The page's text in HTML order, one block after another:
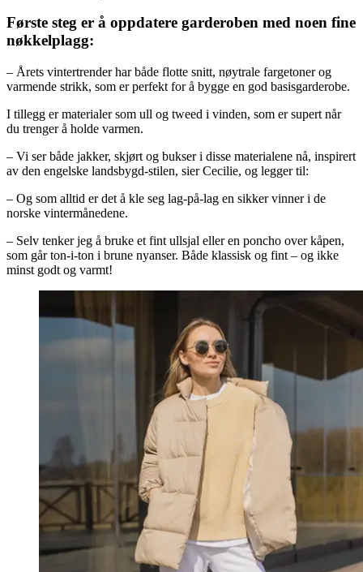
Første steg er å oppdatere garderoben med noen fine
nøkkelplagg:
– Årets vintertrender har både flotte snitt, nøytrale fargetoner og
varmende strikk, som er perfekt for å bygge en god basisgarderobe.
I tillegg er materialer som ull og tweed i vinden, som er supert når
du trenger å holde varmen.
– Vi ser både jakker, skjørt og bukser i disse materialene nå, inspirert
av den engelske landsbygd-stilen, sier Cecilie, og legger til:
– Og som alltid er det å kle seg lag-på-lag en sikker vinner i de
norske vintermånedene.
– Selv tenker jeg å bruke et fint ullsjal eller en poncho over kåpen,
som går ton-i-ton i brune nyanser. Både klassisk og fint – og ikke
minst godt og varmt!